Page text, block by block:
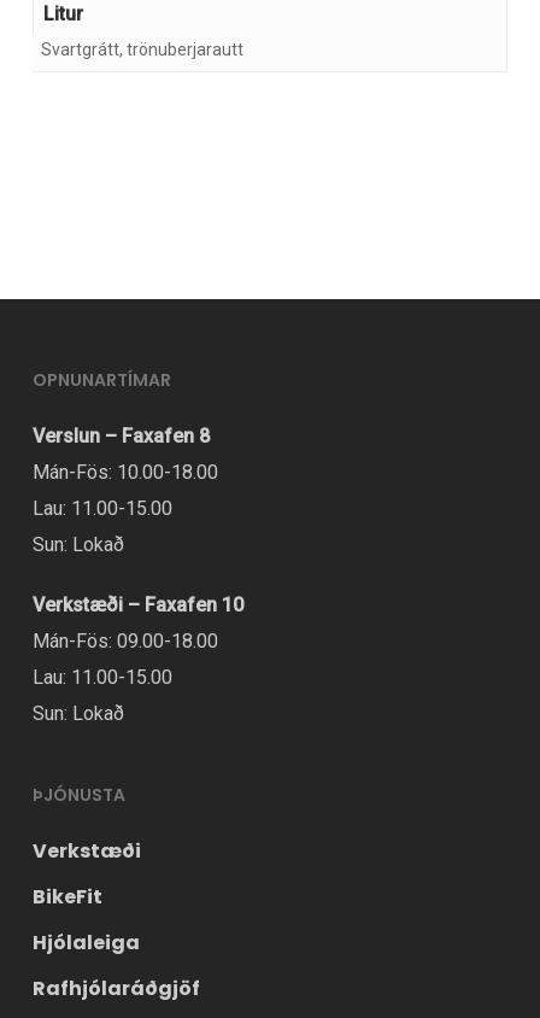
Litur
Svartgrátt, trönuberjarautt
OPNUNARTÍMAR
Verslun – Faxafen 8
Mán-Fös: 10.00-18.00
Lau: 11.00-15.00
Sun: Lokað
Verkstæði – Faxafen 10
Mán-Fös: 09.00-18.00
Lau: 11.00-15.00
Sun: Lokað
ÞJÓNUSTA
Verkstæði
BikeFit
Hjólaleiga
Rafhjólaráðgjöf